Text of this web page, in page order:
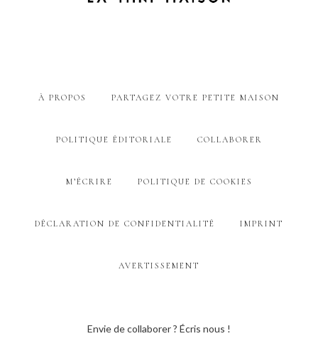
À PROPOS PARTAGEZ VOTRE PETITE MAISON
POLITIQUE ÉDITORIALE COLLABORER
M’ÉCRIRE POLITIQUE DE COOKIES
DÉCLARATION DE CONFIDENTIALITÉ IMPRINT
AVERTISSEMENT
Envie de collaborer ? Écris nous !